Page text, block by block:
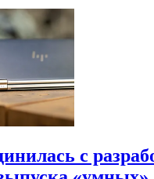
с